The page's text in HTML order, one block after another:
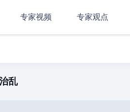
专家视频 专家观点
乱